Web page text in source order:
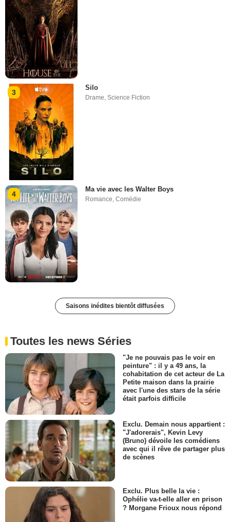
3
Silo
Drame,Science Fiction
4
Ma vie avec les Walter Boys
Romance,Comédie
Saisons inédites bientôt diffusées
Toutes les news Séries
"Je ne pouvais pas le voir en
peinture" : il y a 49 ans, la
cohabitation de cet acteur de La
Petite maison dans la prairie
avec l'une des stars de la série
était parfois difficile
Exclu. Demain nous appartient :
"J'adorerais", Kevin Levy
(Bruno) dévoile les comédiens
avec qui il rêve de partager plus
de scènes
Exclu. Plus belle la vie :
Ophélie va-t-elle aller en prison
? Morgane Frioux nous répond